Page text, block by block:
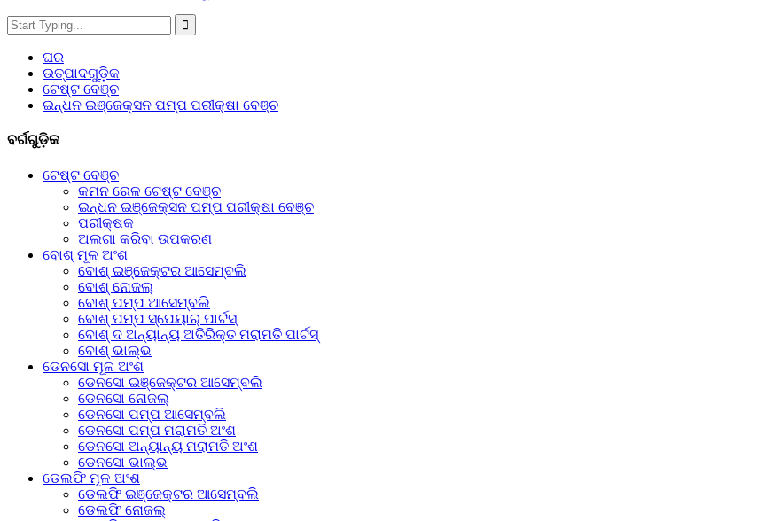
ଘର
ଉତ୍ପାଦଗୁଡ଼ିକ
ଟେଷ୍ଟ ବେଞ୍ଚ
ଇନ୍ଧନ ଇଞ୍ଜେକ୍ସନ ପମ୍ପ ପରୀକ୍ଷା ବେଞ୍ଚ
ବର୍ଗଗୁଡ଼ିକ
ଟେଷ୍ଟ ବେଞ୍ଚ
କମନ ରେଳ ଟେଷ୍ଟ ବେଞ୍ଚ
ଇନ୍ଧନ ଇଞ୍ଜେକ୍ସନ ପମ୍ପ ପରୀକ୍ଷା ବେଞ୍ଚ
ପରୀକ୍ଷକ
ଅଲଗା କରିବା ଉପକରଣ
ବୋଶ୍ ମୂଳ ଅଂଶ
ବୋଶ୍ ଇଞ୍ଜେକ୍ଟର ଆସେମ୍ବଲି
ବୋଶ୍ ନୋଜଲ୍
ବୋଶ୍ ପମ୍ପ ଆସେମ୍ବଲି
ବୋଶ୍ ପମ୍ପ ସ୍ପେୟାର୍ ପାର୍ଟସ୍
ବୋଶ୍ ଦ ଅନ୍ୟାନ୍ୟ ଅତିରିକ୍ତ ମରାମତି ପାର୍ଟସ୍
ବୋଶ୍ ଭାଲ୍ଭ
ଡେନସୋ ମୂଳ ଅଂଶ
ଡେନସୋ ଇଞ୍ଜେକ୍ଟର ଆସେମ୍ବଲି
ଡେନସୋ ନୋଜଲ୍
ଡେନସୋ ପମ୍ପ ଆସେମ୍ବଲି
ଡେନସୋ ପମ୍ପ ମରାମତି ଅଂଶ
ଡେନସୋ ଅନ୍ୟାନ୍ୟ ମରାମତି ଅଂଶ
ଡେନସୋ ଭାଲ୍ଭ
ଡେଲଫି ମୂଳ ଅଂଶ
ଡେଲଫି ଇଞ୍ଜେକ୍ଟର ଆସେମ୍ବଲି
ଡେଲଫି ନୋଜଲ୍